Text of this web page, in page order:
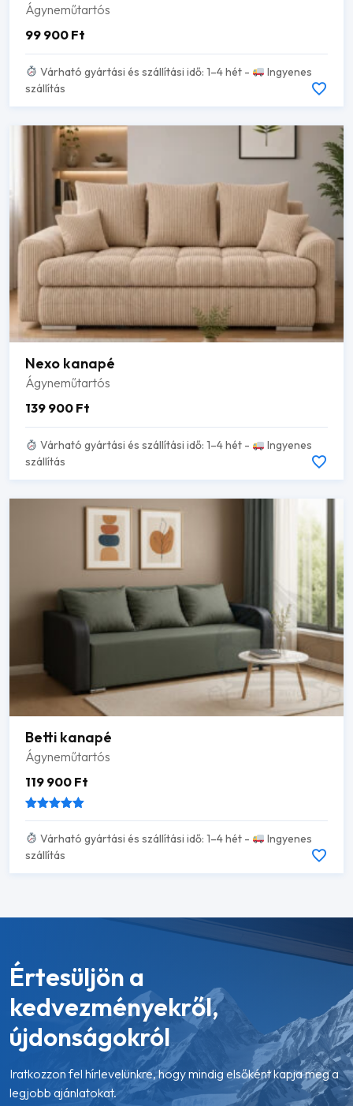
Ágyneműtartós
99 900 Ft
Várható gyártási és szállítási idő: 1–4 hét -
Ingyenes
szállítás
Nexo kanapé
Ágyneműtartós
139 900 Ft
Várható gyártási és szállítási idő: 1–4 hét -
Ingyenes
szállítás
Betti kanapé
Ágyneműtartós
119 900 Ft
Értékelés:
/ 5 Várható gyártási és szállítási idő: 1–4 hét -
Ingyenes
szállítás
Értesüljön a
kedvezményekről,
újdonságokról
Iratkozzon fel hírlevelünkre, hogy mindig elsőként kapja meg a
legjobb ajánlatokat.